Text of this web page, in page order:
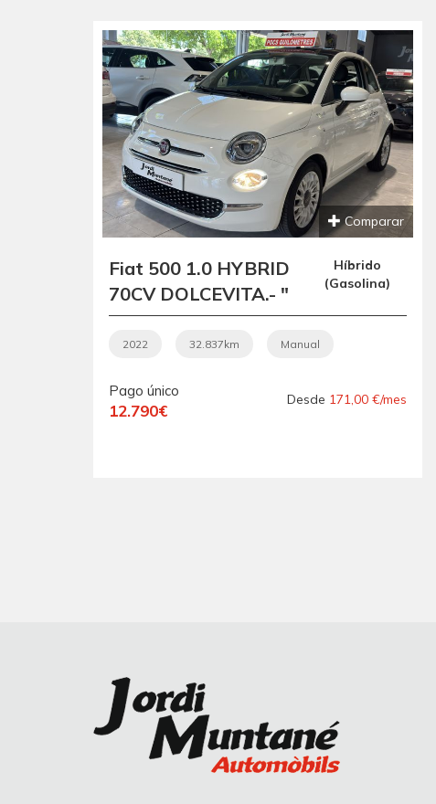
COBERTURA
EUROPEA ".-
Comparar
Fiat 500 1.0 HYBRID
70CV DOLCEVITA.- "
MICROHÍBRIDO ".- "
ETIQUETA ECO ".- "
CONSUMO ".- "
GARANTÍA CON
Híbrido
(Gasolina)
2022 32.837km Manual
Pago único
12.790€
Desde 171,00 €/mes